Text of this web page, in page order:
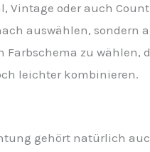
Vintage oder auch
auswählen, sondern
Farbschema zu
leichter kombinieren.
gehört natürlich